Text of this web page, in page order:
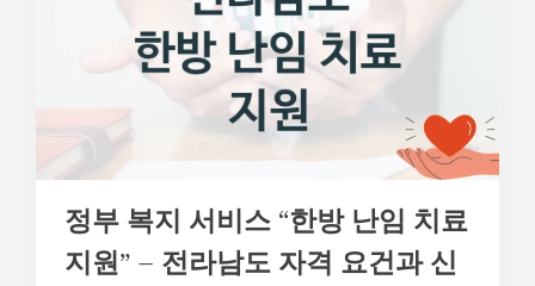
정부 복지 서비스 “한방 난임 치료
지원” – 전라남도 자격 요건과 신